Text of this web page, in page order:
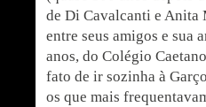
de Di Cavalcanti e Anita
entre seus amigos e sua
anos, do Colégio
fato de ir sozinha à
os que mais